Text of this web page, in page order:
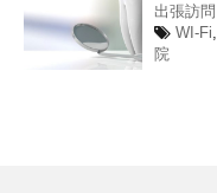
出張訪問
WI-Fi,
院